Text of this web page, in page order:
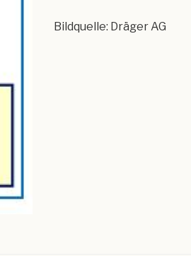
Bildquelle: Dräger AG